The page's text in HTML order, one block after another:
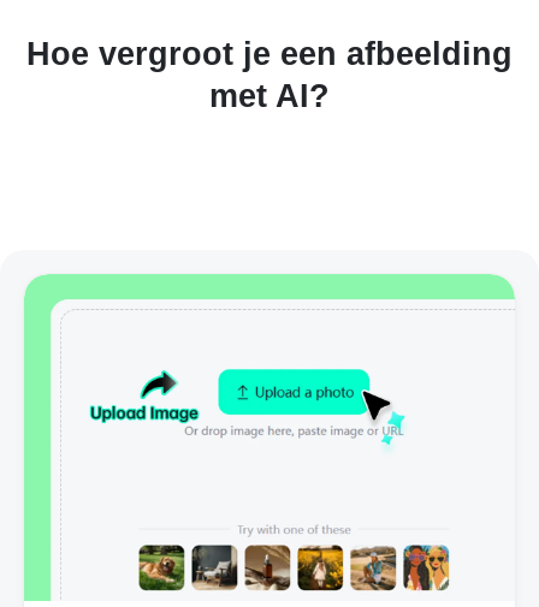
Hoe vergroot je een afbeelding
met AI?